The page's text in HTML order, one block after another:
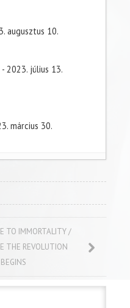
augusztus 10.
- 2023. július 13.
március 30.
TO IMMORTALITY /
THE REVOLUTION
BEGINS